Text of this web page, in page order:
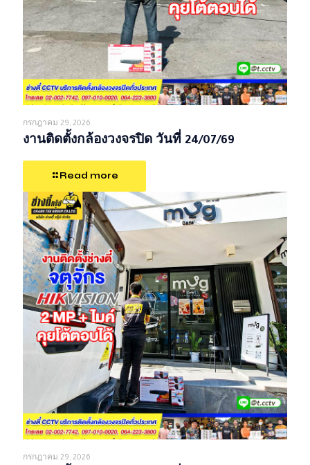
กรกฎาคม 29, 2026
งานติดตั้งกล้องวงจรปิด วันที่ 24/07/69
Read more
กรกฎาคม 29, 2026